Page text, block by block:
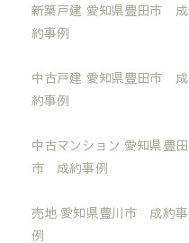
新築戸建 愛知県豊田市 成
約事例
中古戸建 愛知県豊田市 成
約事例
中古マンション 愛知県豊田
市 成約事例
売地 愛知県豊川市 成約事
例